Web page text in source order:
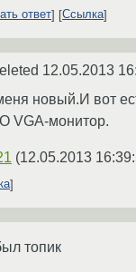
ответ Ссылка
12.05.2013
новый.И вот
VGA-монитор.
(12.05.2013
топик